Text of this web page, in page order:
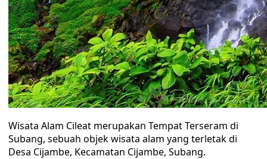
Wisata Alam Cileat merupakan Tempat Terseram di
Subang, sebuah objek wisata alam yang terletak di
Desa Cijambe, Kecamatan Cijambe, Subang.